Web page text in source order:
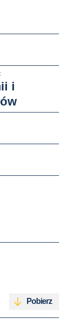
i
Pobierz